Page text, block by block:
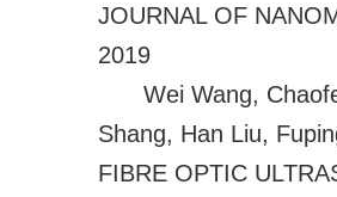
JOURNAL OF
2019
Wei Wang,
Shang, Han Liu,
FIBRE OPTIC